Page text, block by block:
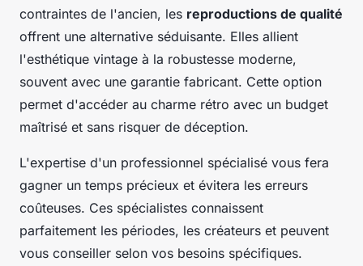
contraintes de l'ancien, les reproductions de qualité
offrent une alternative séduisante. Elles allient
l'esthétique vintage à la robustesse moderne,
souvent avec une garantie fabricant. Cette option
permet d'accéder au charme rétro avec un budget
maîtrisé et sans risquer de déception.
L'expertise d'un professionnel spécialisé vous fera
gagner un temps précieux et évitera les erreurs
coûteuses. Ces spécialistes connaissent
parfaitement les périodes, les créateurs et peuvent
vous conseiller selon vos besoins spécifiques.